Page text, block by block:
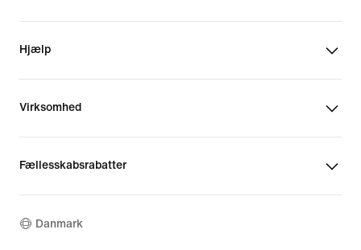
Hjælp
Virksomhed
Fællesskabsrabatter
Danmark